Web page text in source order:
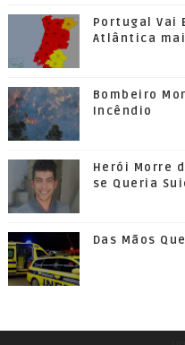
Portugal Vai
Atlântica
Bombeiro
Incêndio
Herói Morre
se Queria
Das Mãos